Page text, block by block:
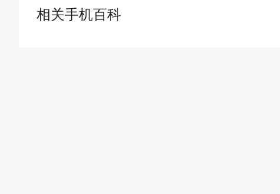
相关手机百科